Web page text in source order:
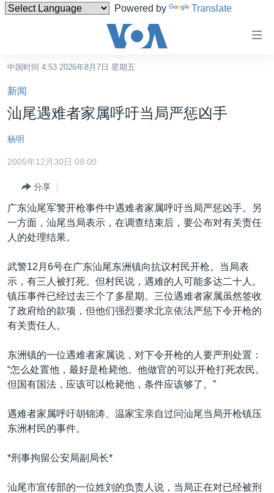
Powered by Translate
碍
链
接
跳
转
内
转
到
导
跳
转
到
检
索
台湾
港澳
国际
最新国际新闻
印太
欧洲
非洲
美洲
分类新闻
经济·金融·贸易
科教·文娱·体健
军事
劳工
美中关系
白宫要闻
国会报道
美中关系
埃博拉疫情
美国之音专访
重要讲话与声明
台海两岸关系
南中国海争端
VOA视频
VOA今日焦点
中文广播
关注我们
中国时间 4:53 2026年8月7日 星期五
新闻
汕尾遇难者家属呼吁当局严惩凶手
杨明
2005年12月30日 08:00
分享
广东汕尾军警开枪事件中遇难者家属呼吁当局严惩凶手。另
一方面，汕尾当局表示，在调查结束后，要公布对有关责任
人的处理结果。
武警12月6号在广东汕尾东洲镇向抗议村民开枪。当局表
示，有三人被打死。但村民说，遇难的人可能多达二十人。
镇压事件已经过去三个了多星期。三位遇难者家属虽然签收
了政府给的款项，但他们强烈要求北京依法严惩下令开枪的
有关责任人。
东洲镇的一位遇难者家属说，对下令开枪的人要严刑处置：
“怎么处置他，最好是枪毙他。他做官的可以开枪打死农民。
但国有国法，应该可以枪毙他，条件应该够了。”
遇难者家属呼吁胡锦涛、温家宝亲自过问汕尾当局开枪镇压
东洲村民的事件。
*刑事拘留公安局副局长*
汕尾市宣传部的一位姓刘的负责人说，当局正在对已经被刑